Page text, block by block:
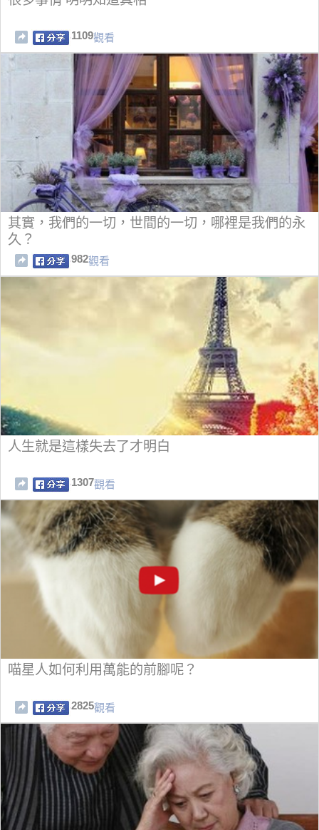
1109觀看
其實，我們的一切，世間的一切，哪裡是我們的永
久？
982觀看
人生就是這樣失去了才明白
1307觀看
喵星人如何利用萬能的前腳呢？
2825觀看